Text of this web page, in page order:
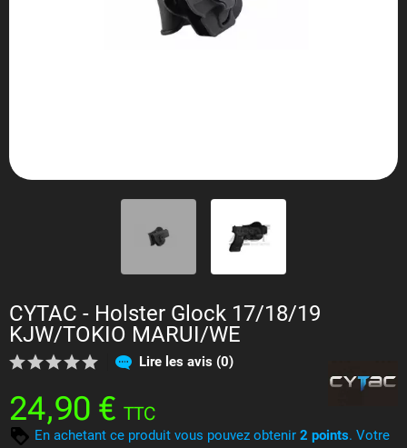
CYTAC - Holster Glock 17/18/19
KJW/TOKIO MARUI/WE
Lire les avis (0)
24,90 € TTC
En achetant ce produit vous pouvez obtenir 2 points. Votre